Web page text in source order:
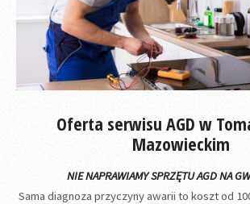
Oferta serwisu AGD w
Mazowieckim
NIE NAPRAWIAMY SPRZĘTU AGD NA
Sama diagnoza przyczyny awarii to koszt od